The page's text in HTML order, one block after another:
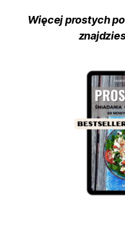
Więcej prostych